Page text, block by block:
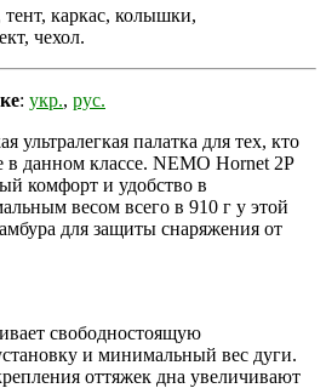
тент, каркас, колышки,
чехол.
: укр., рус.
ультралегкая палатка для тех, кто
данном классе. NEMO Hornet 2P
комфорт и удобство в
весом всего в 910 г у этой
для защиты снаряжения от
свободностоящую
и минимальный вес дуги.
оттяжек дна увеличивают